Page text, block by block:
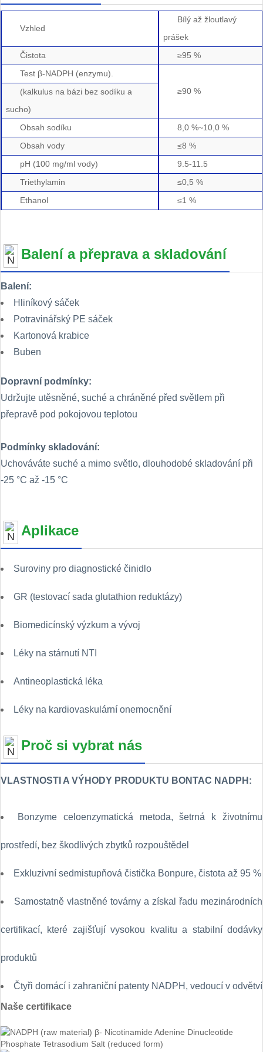
Vzhled
Bílý až žloutlavý
prášek
Čistota
≥95 %
Test β-NADPH (enzymu).
≥90 %
(kalkulus na bázi bez sodíku a
sucho)
Obsah sodíku
8,0 %~10,0 %
Obsah vody
≤8 %
pH (100 mg/ml vody)
9.5-11.5
Triethylamin
≤0,5 %
Ethanol
≤1 %
Balení a přeprava a skladování
Balení:
Hliníkový sáček
Potravinářský PE sáček
Kartonová krabice
Buben
Dopravní podmínky:
Udržujte utěsněné, suché a chráněné před světlem při
přepravě pod pokojovou teplotou
Podmínky skladování:
Uchováváte suché a mimo světlo, dlouhodobé skladování při
-25 °C až -15 °C
Aplikace
Suroviny pro diagnostické činidlo
GR (testovací sada glutathion reduktázy)
Biomedicínský výzkum a vývoj
Léky na stárnutí NTI
Antineoplastická léka
Léky na kardiovaskulární onemocnění
Proč si vybrat nás
VLASTNOSTI A VÝHODY PRODUKTU BONTAC NADPH:
Bonzyme celoenzymatická metoda, šetrná k životnímu
prostředí, bez škodlivých zbytků rozpouštědel
Exkluzivní sedmistupňová čistička Bonpure, čistota až 95 %
Samostatně vlastněné továrny a získal řadu mezinárodních
certifikací, které zajišťují vysokou kvalitu a stabilní dodávky
produktů
Čtyři domácí i zahraniční patenty NADPH, vedoucí v odvětví
Naše certifikace